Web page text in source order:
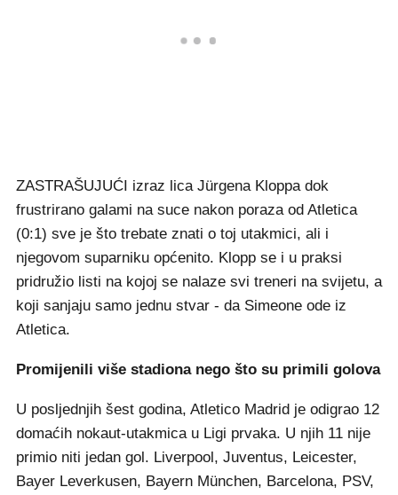
ZASTRAŠUJUĆI izraz lica Jürgena Kloppa dok
frustrirano galami na suce nakon poraza od Atletica
(0:1) sve je što trebate znati o toj utakmici, ali i
njegovom suparniku općenito. Klopp se i u praksi
pridružio listi na kojoj se nalaze svi treneri na svijetu, a
koji sanjaju samo jednu stvar - da Simeone ode iz
Atletica.
Promijenili više stadiona nego što su primili golova
U posljednjih šest godina, Atletico Madrid je odigrao 12
domaćih nokaut-utakmica u Ligi prvaka. U njih 11 nije
primio niti jedan gol. Liverpool, Juventus, Leicester,
Bayer Leverkusen, Bayern München, Barcelona, PSV,